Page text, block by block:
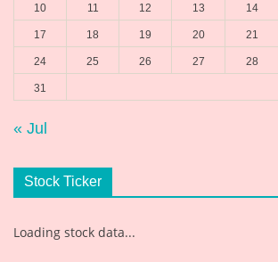
10 11 12 13 14
17 18 19 20 21
24 25 26 27 28
31
« Jul
Stock Ticker
Loading stock data...